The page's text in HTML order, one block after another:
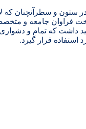
در ستون و سطرآنچنان
فراوان جامعه و
که تمام و دشواری
قرار گیرد.